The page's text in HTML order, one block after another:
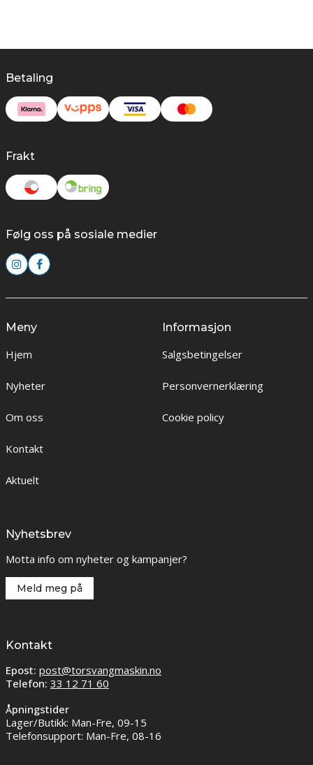
Betaling
Frakt
Følg oss på sosiale medier
Meny
Hjem
Nyheter
Om oss
Kontakt
Aktuelt
Informasjon
Salgsbetingelser
Personvernerklæring
Cookie policy
Nyhetsbrev
Motta info om nyheter og kampanjer?
Meld meg på
Kontakt
Epost: post@torsvangmaskin.no
Telefon: 33 12 71 60
Åpningstider
Lager/Butikk: Man-Fre, 09-15
Telefonsupport: Man-Fre, 08-16